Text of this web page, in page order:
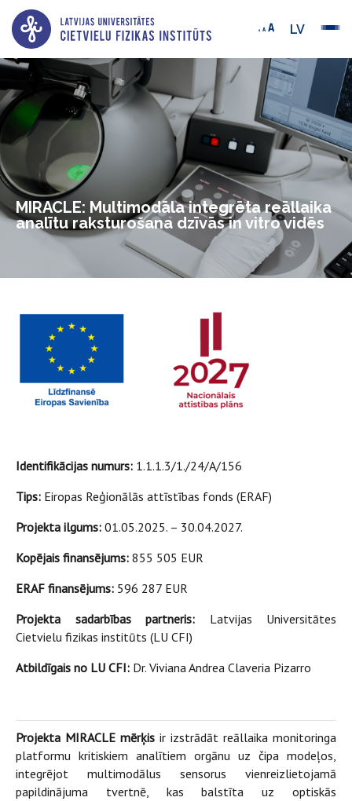
LV
MIRACLE: Multimodāla integrēta reāllaika
analītu raksturošana dzīvās in vitro vidēs
Identifikācijas numurs: 1.1.1.3/1./24/A/156
Tips: Eiropas Reģionālās attīstības fonds (ERAF)
Projekta ilgums: 01.05.2025. – 30.04.2027.
Kopējais finansējums: 855 505 EUR
ERAF finansējums: 596 287 EUR
Projekta sadarbības partneris: Latvijas Universitātes
Cietvielu fizikas institūts (LU CFI)
Atbildīgais no LU CFI: Dr. Viviana Andrea Claveria Pizarro
Projekta MIRACLE mērķis ir izstrādāt reāllaika monitoringa
platformu kritiskiem analītiem orgānu uz čipa modeļos,
integrējot multimodālus sensorus vienreizlietojamā
papildinājuma tvertnē, kas balstīta uz optiskās